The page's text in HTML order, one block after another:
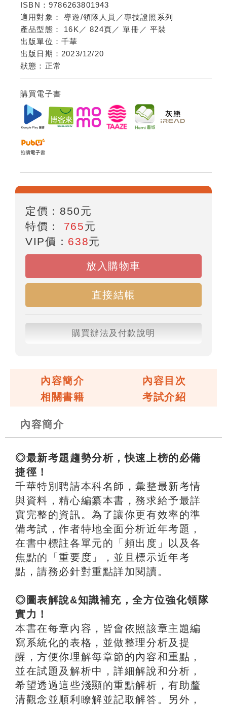
ISBN： 9786263801943
適用對象：導遊/領隊人員／專技證照系列
產品型態： 16K ／824頁 ／單冊 ／平裝
出版單位： 千華
出版日期： 2023/12/20
狀態： 正常
購買電子書
定價： 850元
特價： 765元
VIP價： 638元
放入購物車
直接結帳
購買辦法及付款說明
內容簡介
內容目次
相關書籍
考試介紹
內容簡介
◎最新考題趨勢分析，快速上榜的必備
捷徑！
千華特別聘請本科名師，彙整最新考情
與資料，精心編纂本書，務求給予最詳
實完整的資訊。為了讓你更有效率的準
備考試，作者特地全面分析近年考題，
在書中標註各單元的「頻出度」以及各
焦點的「重要度」，並且標示近年考
點，請務必針對重點詳加閱讀。
◎圖表解說&知識補充，全方位強化領隊
實力！
本書在每章內容，皆會依照該章主題編
寫系統化的表格，並做整理分析及提
醒，方便你理解每章節的內容和重點，
並在試題及解析中，詳細解說和分析，
希望透過這些淺顯的重點解析，有助釐
清觀念並順利瞭解並記取解答。另外，